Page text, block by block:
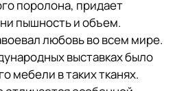
поролона, придает
пышность и объем.
любовь во всем мире.
выставках было
мебели в таких тканях.